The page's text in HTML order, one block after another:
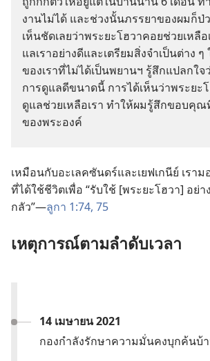
งาน​ไม่​ได้ และ​ช่วง​นั้น​ภรรยา​ของ​ผม​ก็​ป่
เห็น​ชัด​เลย​ว่า​พระ​ยะโฮวา​คอย​ช่วยเหลื
แล​เรา​อย่าง​ดี​และ​เตรียม​สิ่ง​จำเป็น​ต่าง
ของ​เรา​ที่​ไม่​ได้​เป็น​พยาน​ฯ​ รู้สึก​แปลก​ใจ​
การ​ดู​แล​ดี​ขนาด​นี้ การ​ได้​เห็น​ว่า​พระ​ยะ
ดู​แล​ช่วยเหลือ​เรา ทำ​ให้​ผม​รู้สึก​ขอบคุณ​
ของ​พระองค์
เหมือน​กับ​อะเลคซันดร์​และ​เยฟเกนีย์ เรา​ม
ที่​ได้​ใช้​ชีวิต​เพื่อ “รับใช้ [พระ​ยะโฮวา] อย่
กลัว”—ลูกา 1:74, 75
เหตุ​การณ์​ตาม​ลำดับ​เวลา
14 เมษายน 2021
กอง​กำลัง​รักษา​ความ​มั่นคง​บุก​ค้น​บ้า